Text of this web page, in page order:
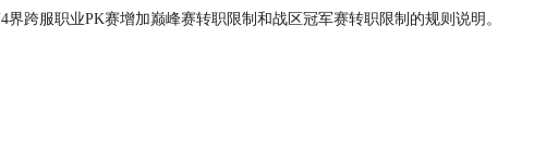
跨服职业PK赛增加巅峰赛转职限制和战区冠军赛转职限制的规则说明。